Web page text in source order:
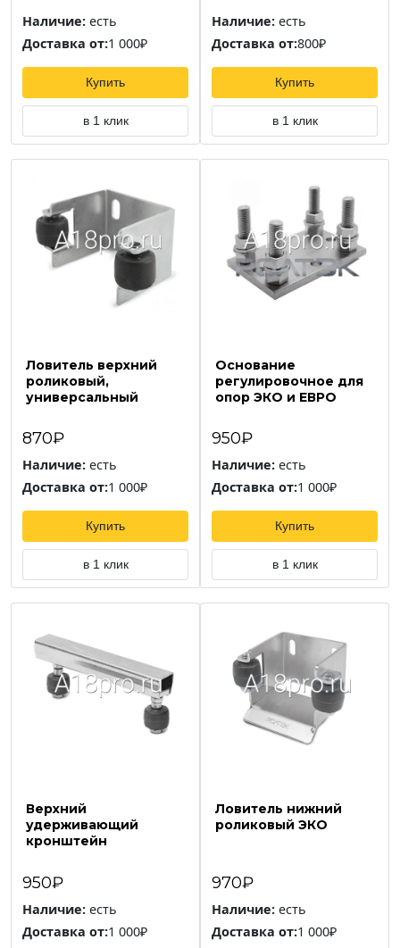
Наличие: есть
Доставка от:1 000₽
Купить
в 1 клик
Наличие: есть
Доставка от:800₽
Купить
в 1 клик
Ловитель верхний
роликовый,
универсальный
870₽
Наличие: есть
Доставка от:1 000₽
Купить
в 1 клик
Основание
регулировочное для
опор ЭКО и ЕВРО
950₽
Наличие: есть
Доставка от:1 000₽
Купить
в 1 клик
Верхний
удерживающий
кронштейн
950₽
Наличие: есть
Доставка от:1 000₽
Ловитель нижний
роликовый ЭКО
970₽
Наличие: есть
Доставка от:1 000₽